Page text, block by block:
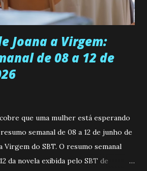
ela é inseminada por eng...
Joana a Virgem:
de 08 a 12 de
que uma mulher está esperando
semanal de 08 a 12 de junho de
Virgem do SBT. O resumo semanal
da novela exibida pelo SBT de